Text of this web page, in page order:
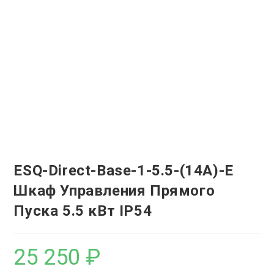
ESQ-Direct-Base-1-5.5-(14А)-E
Шкаф Управления Прямого
Пуска 5.5 кВт IP54
25 250 ₽